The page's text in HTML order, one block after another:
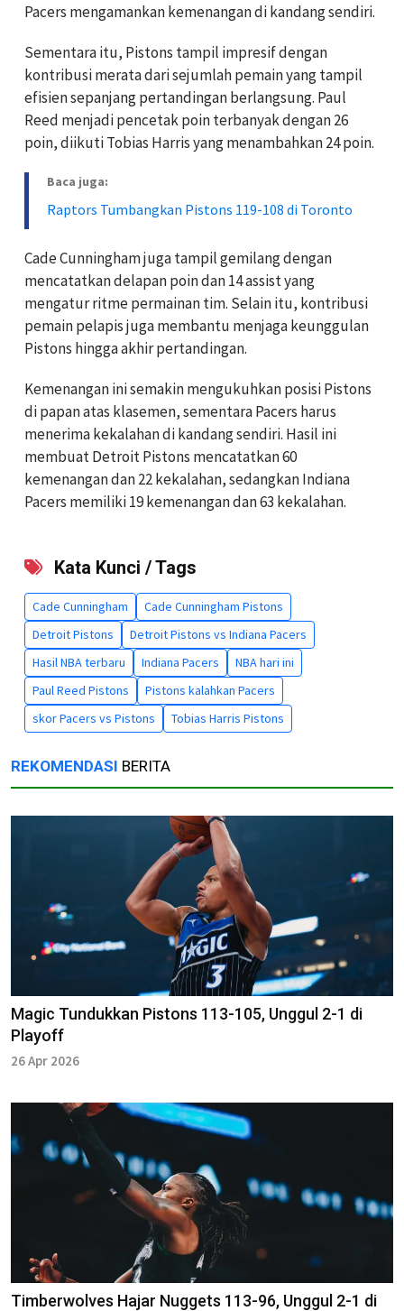
Pacers mengamankan kemenangan di kandang sendiri.
Sementara itu, Pistons tampil impresif dengan
kontribusi merata dari sejumlah pemain yang tampil
efisien sepanjang pertandingan berlangsung. Paul
Reed menjadi pencetak poin terbanyak dengan 26
poin, diikuti Tobias Harris yang menambahkan 24 poin.
Baca juga:
Raptors Tumbangkan Pistons 119-108 di Toronto
Cade Cunningham juga tampil gemilang dengan
mencatatkan delapan poin dan 14 assist yang
mengatur ritme permainan tim. Selain itu, kontribusi
pemain pelapis juga membantu menjaga keunggulan
Pistons hingga akhir pertandingan.
Kemenangan ini semakin mengukuhkan posisi Pistons
di papan atas klasemen, sementara Pacers harus
menerima kekalahan di kandang sendiri. Hasil ini
membuat Detroit Pistons mencatatkan 60
kemenangan dan 22 kekalahan, sedangkan Indiana
Pacers memiliki 19 kemenangan dan 63 kekalahan.
Kata Kunci / Tags
Cade Cunningham
Cade Cunningham Pistons
Detroit Pistons
Detroit Pistons vs Indiana Pacers
Hasil NBA terbaru
Indiana Pacers
NBA hari ini
Paul Reed Pistons
Pistons kalahkan Pacers
skor Pacers vs Pistons
Tobias Harris Pistons
REKOMENDASI BERITA
Magic Tundukkan Pistons 113-105, Unggul 2-1 di
Playoff
26 Apr 2026
Timberwolves Hajar Nuggets 113-96, Unggul 2-1 di